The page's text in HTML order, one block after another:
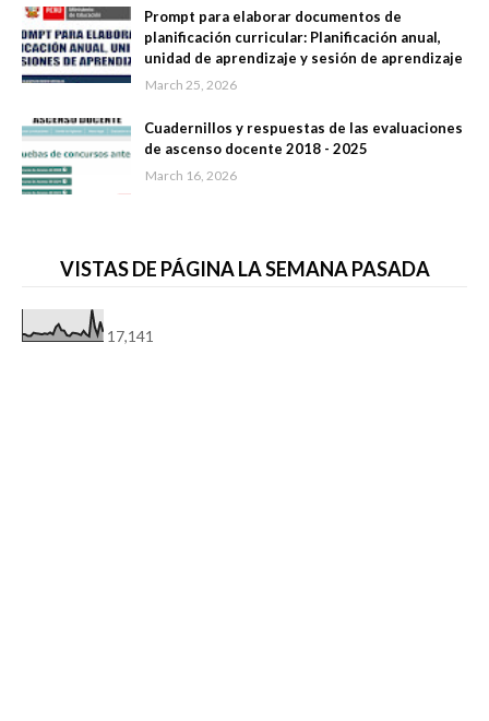
Prompt para elaborar documentos de
planificación curricular: Planificación anual,
unidad de aprendizaje y sesión de aprendizaje
March 25, 2026
Cuadernillos y respuestas de las evaluaciones
de ascenso docente 2018 - 2025
March 16, 2026
VISTAS DE PÁGINA LA SEMANA PASADA
17,141